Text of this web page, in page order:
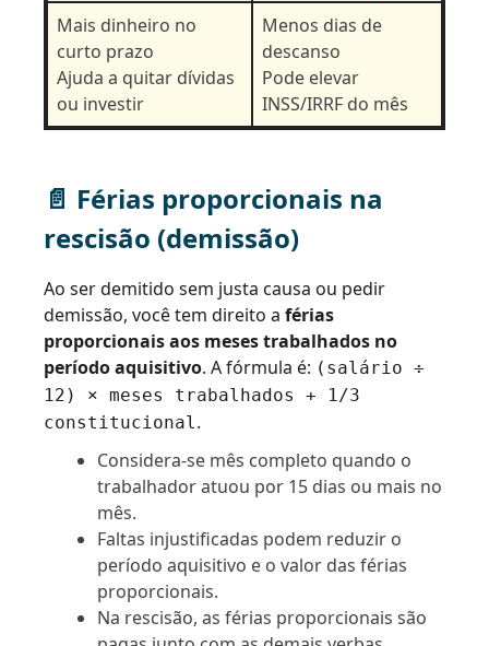
Mais dinheiro no
curto prazo
Ajuda a quitar dívidas
ou investir
Menos dias de
descanso
Pode elevar
INSS/IRRF do mês
📄 Férias proporcionais na
rescisão (demissão)
Ao ser demitido sem justa causa ou pedir
demissão, você tem direito a férias
proporcionais aos meses trabalhados no
período aquisitivo. A fórmula é: (salário ÷
12) × meses trabalhados + 1/3
constitucional.
Considera-se mês completo quando o
trabalhador atuou por 15 dias ou mais no
mês.
Faltas injustificadas podem reduzir o
período aquisitivo e o valor das férias
proporcionais.
Na rescisão, as férias proporcionais são